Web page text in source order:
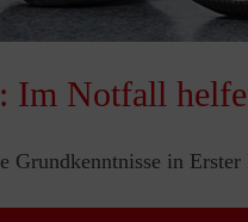
Im Notfall
Grundkenntnisse in